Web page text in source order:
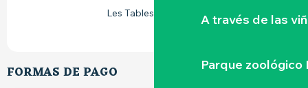
A través de las
Parque zoológico
Les Tables de Nantes
FORMAS DE PAGO